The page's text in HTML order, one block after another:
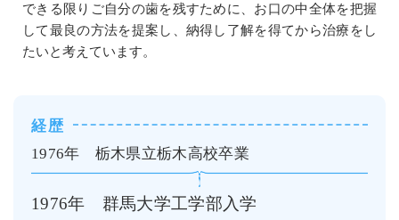
できる限りご自分の歯を残すために、お口の中全体を把握
して最良の方法を提案し、納得し了解を得てから治療をし
たいと考えています。
経歴
1976年　栃木県立栃木高校卒業
1976年　群馬大学工学部入学